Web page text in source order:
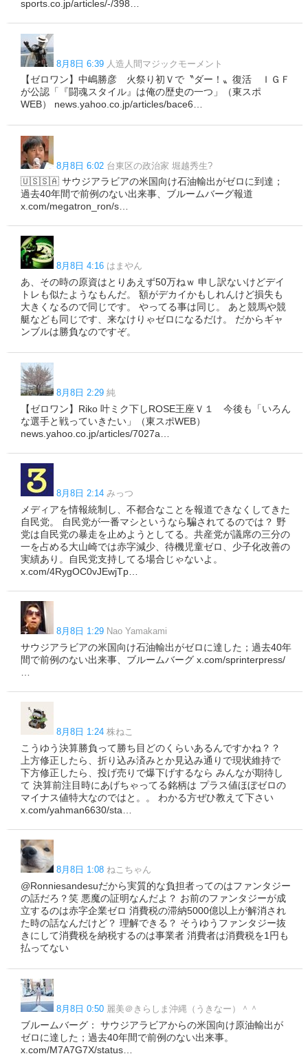
sports.co.jp/articles/-/398…
8月8日 6:39 人造人間マジックモーメント
【ゼロワン】中嶋勝彦 火祭り初Ｖで〝ダー！〟復活 ＩＧＦ
が公認「『闘魂スタイル』は俺の歴史の一つ」（東スポ
WEB） news.yahoo.co.jp/articles/bace6…
8月8日 6:02 台東区の政治家 堀越秀生?
🇺🇸🇸🇦 サウジアラビアの米国向け石油輸出がゼロに到達；
過去40年間で前例のない出来事、ブルームバーグ報道
x.com/megatron_ron/s…
8月8日 4:16 はまやん
あ、その時の原資はとりあえず50万ねｗ 申し訳ないけどデイ
トレも似たようなもんだ。 額がデカイかもしれんけど損失も
大きくなるので同じです。 やってる事は同じ。 あと競馬や競
艇なども同じです、来なけりゃゼロになるだけ。 だからギャ
ンブルは勝負なのですぞ。
8月8日 2:29 純
【ゼロワン】Riko 叶ミク下しROSE王座Ｖ１ 今後も「いろん
な選手と戦っていきたい」（東スポWEB）
news.yahoo.co.jp/articles/7027a…
8月8日 2:14 みっつ
メディアを情報統制し、不都合なことを報道できなくしてきた
自民党。 自民党が一番マシというなら騙されてるのでは？ 野
党は自民党の暴走を止めようとしてる。共産党が議席の三分の
一を占める大山崎では赤字減少、待機児童ゼロ、少子化改善の
実績あり。自民党支持してる場合じゃないよ。
x.com/4RygOC0vJEwjTp…
8月8日 1:29 Nao Yamakami
サウジアラビアの米国向け石油輸出がゼロに達した；過去40年
間で前例のない出来事、ブルームバーグ x.com/sprinterpress/
8月8日 1:24 株ねこ
こうゆう決算勝負って勝ち目どのくらいあるんですかね？？
上方修正したら、折り込み済みとか見込み通りで現状維持で
下方修正したら、投げ売りで爆下げするなら みんなが期待し
て 決算前注目時にあげちゃってる銘柄は プラス値ほぼゼロの
マイナス値特大なのではと。。 わかる方ぜひ教えて下さい
x.com/yahman6630/sta…
8月8日 1:08 ねこちゃん
@Ronniesandesuだから実質的な負担者ってのはファンタジー
の話だろ？笑 悪魔の証明なんだよ？ お前のファンタジーが成
立するのは赤字企業ゼロ 消費税の滞納5000億以上が解消され
た時の話なんだけど？ 理解できる？ そうゆうファンタジー抜
きにして消費税を納税するのは事業者 消費者は消費税を1円も
払ってない
8月8日 0:50 麗美＠きらしま沖縄（うきなー）＾＾
ブルームバーグ： サウジアラビアからの米国向け原油輸出が
ゼロに達した；過去40年間で前例のない出来事。
x.com/M7A7G7X/status…